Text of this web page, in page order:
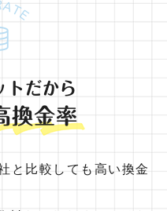
トだから
換金率
と比較しても高い換金